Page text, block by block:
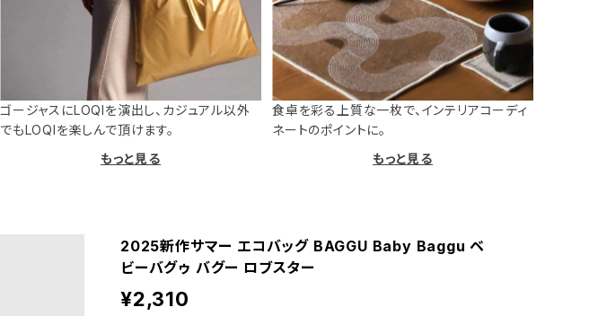
ゴージャスにLOQIを演出し、カジュアル以外
でもLOQIを楽しんで頂けます。
もっと見る
食卓を彩る上質な一枚で、インテリアコーディ
ネートのポイントに。
もっと見る
2025新作サマー エコバッグ BAGGU Baby Baggu ベ
ビーバグゥ バグー ロブスター
¥2,310